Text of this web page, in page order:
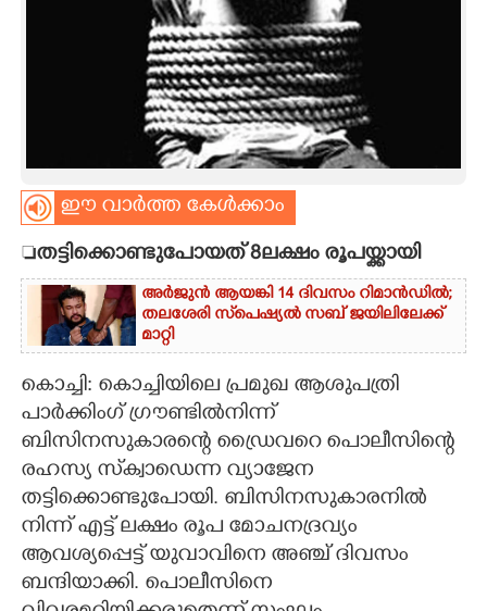
CARTOONS
LITERATURE
ZOOM
CONTACT US
ഈ വാർത്ത കേൾക്കാം
തട്ടിക്കൊണ്ടുപോയത് 8ലക്ഷം രൂപയ്ക്കായി
അർജുൻ ആയങ്കി 14 ദിവസം റിമാൻഡിൽ;
തലശേരി സ്‌പെഷ്യൽ സബ് ജയിലിലേക്ക്
മാറ്റി
കൊച്ചി: കൊച്ചിയിലെ പ്രമുഖ ആശുപത്രി
പാർക്കിംഗ് ഗ്രൗണ്ടിൽനിന്ന്
ബിസിനസുകാരന്റെ ഡ്രൈവറെ പൊലീസിന്റെ
രഹസ്യ സ്‌ക്വാഡെന്ന വ്യാജേന
തട്ടിക്കൊണ്ടുപോയി. ബിസിനസുകാരനിൽ
നിന്ന് എട്ട് ലക്ഷം രൂപ മോചനദ്രവ്യം
ആവശ്യപ്പെട്ട് യുവാവിനെ അഞ്ച് ദിവസം
ബന്ദിയാക്കി. പൊലീസിനെ